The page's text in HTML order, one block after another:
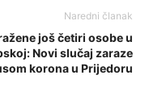
Naredni članak
još četiri osobe u
Novi slučaj zaraze
korona u Prijedoru